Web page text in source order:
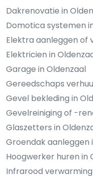
Dakrenovatie in
Domotica systemen
Elektra aanleggen of
Elektricien in
Garage in Oldenzaal
Gereedschaps
Gevel bekleding in
Gevelreiniging of -
Glaszetters in
Groendak aanleggen
Hoogwerker huren in
Infrarood